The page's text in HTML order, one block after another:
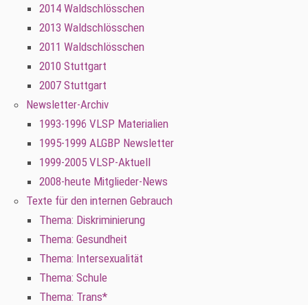
2014 Waldschlösschen
2013 Waldschlösschen
2011 Waldschlösschen
2010 Stuttgart
2007 Stuttgart
Newsletter-Archiv
1993-1996 VLSP Materialien
1995-1999 ALGBP Newsletter
1999-2005 VLSP-Aktuell
2008-heute Mitglieder-News
Texte für den internen Gebrauch
Thema: Diskriminierung
Thema: Gesundheit
Thema: Intersexualität
Thema: Schule
Thema: Trans*